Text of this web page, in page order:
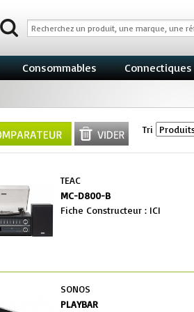
Consommables Connectiques
Tri
TEAC
MC-D800-B
Fiche Constructeur : ICI
SONOS
PLAYBAR